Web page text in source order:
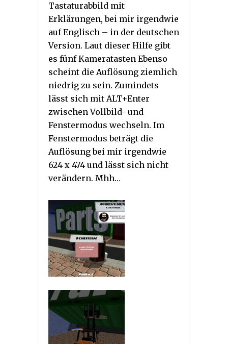
Tastaturabbild mit
Erklärungen, bei mir irgendwie
auf Englisch – in der deutschen
Version. Laut dieser Hilfe gibt
es fünf Kameratasten Ebenso
scheint die Auflösung ziemlich
niedrig zu sein. Zumindets
lässt sich mit ALT+Enter
zwischen Vollbild- und
Fenstermodus wechseln. Im
Fenstermodus beträgt die
Auflösung bei mir irgendwie
624 x 474 und lässt sich nicht
verändern. Mhh…